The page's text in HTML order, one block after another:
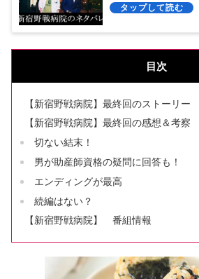
目次
【新宿野戦病院】最終回のストーリー
【新宿野戦病院】最終回の感想＆考察
切ない結末！
男が助産師資格の疑問に回答も！
エンディングが最高
続編はない？
【新宿野戦病院】 番組情報